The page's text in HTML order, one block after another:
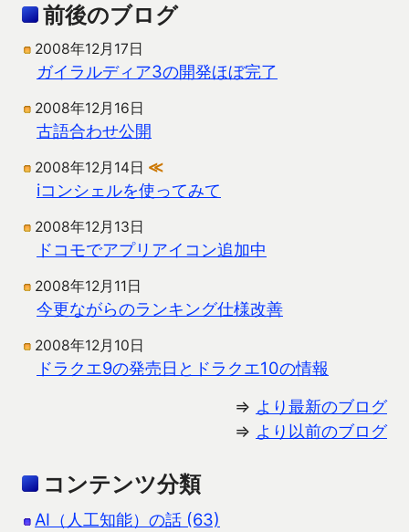
前後のブログ
2008年12月17日
ガイラルディア3の開発ほぼ完了
2008年12月16日
古語合わせ公開
2008年12月14日 ≪
iコンシェルを使ってみて
2008年12月13日
ドコモでアプリアイコン追加中
2008年12月11日
今更ながらのランキング仕様改善
2008年12月10日
ドラクエ9の発売日とドラクエ10の情報
⇒ より最新のブログ
⇒ より以前のブログ
コンテンツ分類
AI（人工知能）の話 (63)